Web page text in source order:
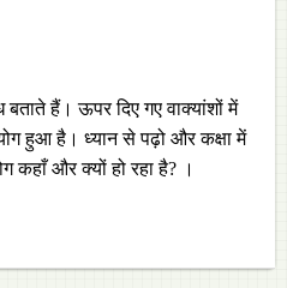
हैं। ऊपर दिए गए वाक्यांशों में
हुआ है। ध्यान से पढ़ो और कक्षा में
कहाँ और क्यों हो रहा है? ।